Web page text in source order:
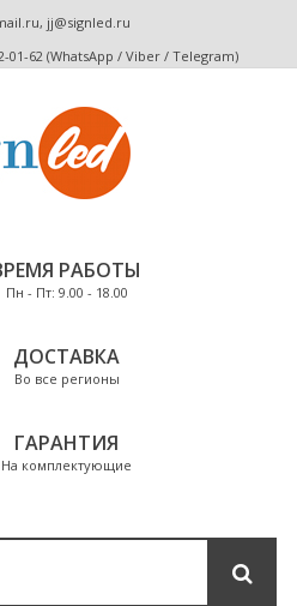
, jj@signled.ru
01-62 (WhatsApp / Viber / Telegram)
РАБОТЫ
Пн - Пт: 9.00 - 18.00
ДОСТАВКА
Во все регионы
ГАРАНТИЯ
На комплектующие